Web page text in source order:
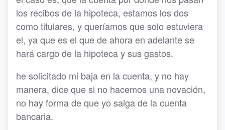
los recibos de la hipoteca, estamos los dos
como titulares, y queríamos que solo estuviera
el, ya que es el que de ahora en adelante se
hará cargo de la hipoteca y sus gastos.
he solicitado mi baja en la cuenta, y no hay
manera, dice que si no hacemos una novación,
no hay forma de que yo salga de la cuenta
bancaria.